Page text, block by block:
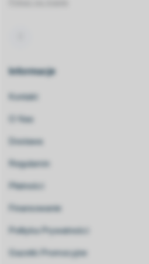
Informacje
Kontakt
O Nas
Dostawa
Regulamin
Płatności
Finansowanie
Polityka Prywatności
Gazetki Promocyjne